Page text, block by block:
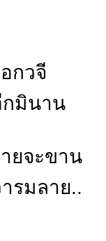
วจี
มินาน
ะขาน
รมลาย..